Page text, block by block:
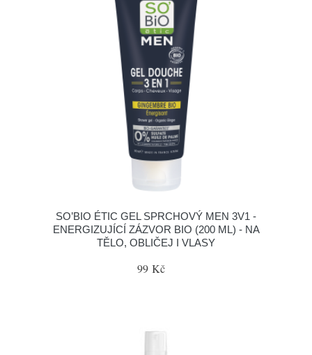
SO’BIO ÉTIC GEL SPRCHOVÝ MEN 3V1 -
ENERGIZUJÍCÍ ZÁZVOR BIO (200 ML) - NA
TĚLO, OBLIČEJ I VLASY
99 Kč